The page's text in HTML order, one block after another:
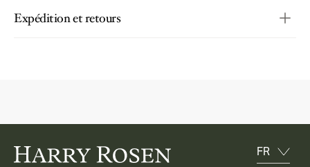
Expédition et retours